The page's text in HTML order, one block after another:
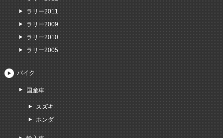
ラリー2011
ラリー2009
ラリー2010
ラリー2005
バイク
国産車
スズキ
ホンダ